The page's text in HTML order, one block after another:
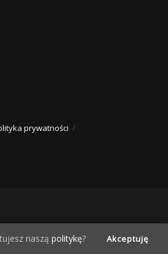
prywatności
naszą politykę? Akceptuję